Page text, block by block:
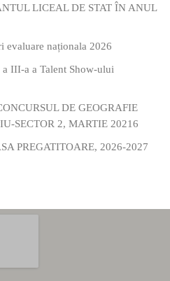
LICEAL DE STAT ÎN ANUL
evaluare naționala 2026
III-a a Talent Show-ului
DE GEOGRAFIE
SECTOR 2, MARTIE 20216
PREGATITOARE, 2026-2027